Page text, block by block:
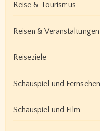
Reise & Tourismus
Reisen & Veranstaltungen
Reiseziele
Schauspiel und Fernsehen
Schauspiel und Film